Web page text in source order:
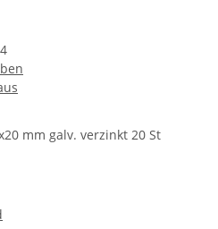
mm galv. verzinkt 20 St